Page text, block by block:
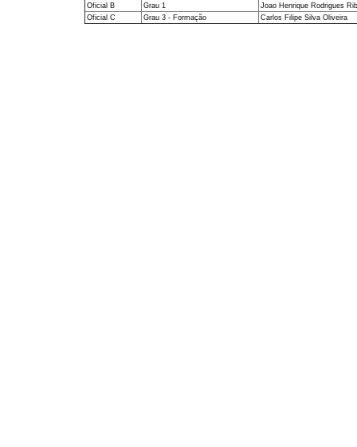
Oficial B
Grau 1
Joao Henrique Rodrigues
Oficial C
Grau 3 - Formação Carlos Filipe Silva Oliveira